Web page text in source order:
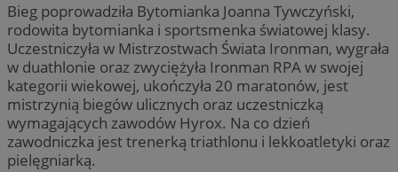
Bieg poprowadziła Bytomianka Joanna Tywczyński,
rodowita bytomianka i sportsmenka światowej klasy.
Uczestniczyła w Mistrzostwach Świata Ironman, wygrała
w duathlonie oraz zwyciężyła Ironman RPA w swojej
kategorii wiekowej, ukończyła 20 maratonów, jest
mistrzynią biegów ulicznych oraz uczestniczką
wymagających zawodów Hyrox. Na co dzień
zawodniczka jest trenerką triathlonu i lekkoatletyki oraz
pielęgniarką.